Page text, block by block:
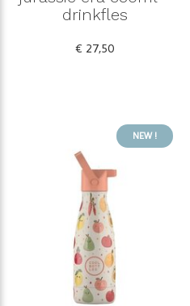
drinkfles
€ 27,50
NEW !